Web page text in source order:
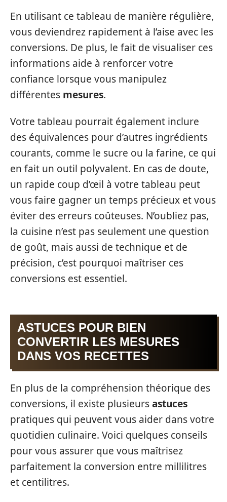
En utilisant ce tableau de manière régulière,
vous deviendrez rapidement à l’aise avec les
conversions. De plus, le fait de visualiser ces
informations aide à renforcer votre
confiance lorsque vous manipulez
différentes mesures.
Votre tableau pourrait également inclure
des équivalences pour d’autres ingrédients
courants, comme le sucre ou la farine, ce qui
en fait un outil polyvalent. En cas de doute,
un rapide coup d’œil à votre tableau peut
vous faire gagner un temps précieux et vous
éviter des erreurs coûteuses. N’oubliez pas,
la cuisine n’est pas seulement une question
de goût, mais aussi de technique et de
précision, c’est pourquoi maîtriser ces
conversions est essentiel.
ASTUCES POUR BIEN
CONVERTIR LES MESURES
DANS VOS RECETTES
En plus de la compréhension théorique des
conversions, il existe plusieursastuces
pratiques qui peuvent vous aider dans votre
quotidien culinaire. Voici quelques conseils
pour vous assurer que vous maîtrisez
parfaitement la conversion entre millilitres
et centilitres.